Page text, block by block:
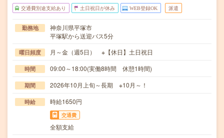
交通費別途支給あり 土日祝日が休み WEB登録OK 派遣
勤務地
神奈川県平塚市
平塚駅から送迎バス5分
曜日頻度 月～金（週5日） ※【休日】土日祝日
時間 09:00～18:00(実働8時間 休憩1時間)
期間 2026年10月上旬～長期 ※10月～！
時給 時給1650円
交通費
全額支給